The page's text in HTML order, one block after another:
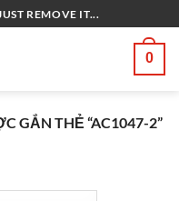
REMOVE IT...
0
GẮN THẺ “AC1047-2”